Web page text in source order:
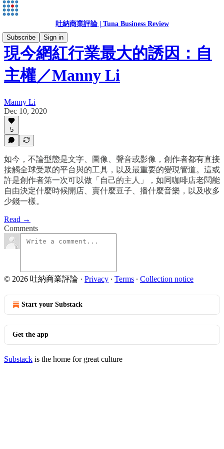
吐納商業評論 | Tuna Business Review
Subscribe
Sign in
現今網紅行業最大的誘因：自
主權／Manny Li
Manny Li
Dec 10, 2020
5
如今，不論型態是文字、圖像、聲音或影像，創作者都有直接
接觸全球受眾的平台與的工具，以及最重要的變現管道。這或
許是創作者第一次可以做「自己的主人」，如同咖啡店老闆能
自由決定什麼時候開店、賣什麼豆子、播什麼音樂，以及收多
少錢一樣。
Read →
Comments
© 2026 吐納商業評論 · Privacy ∙ Terms ∙ Collection notice
Start your Substack
Get the app
Substack is the home for great culture